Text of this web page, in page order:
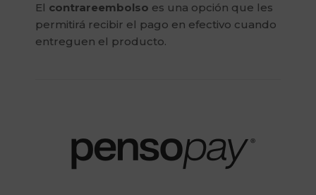
El contrareembolso es una opción que les
permitirá recibir el pago en efectivo cuando
entreguen el producto.